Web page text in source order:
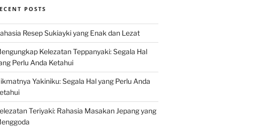
POSTS
Resep Sukiayki yang Enak dan Lezat
Kelezatan Teppanyaki: Segala Hal
Perlu Anda Ketahui
Yakiniku: Segala Hal yang Perlu Anda
Teriyaki: Rahasia Masakan Jepang yang